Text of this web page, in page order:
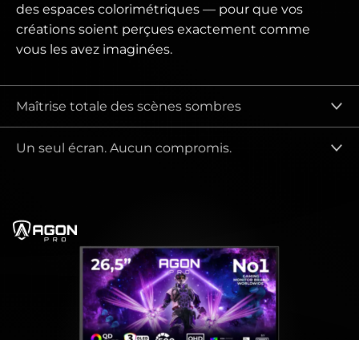
des espaces colorimétriques — pour que vos
créations soient perçues exactement comme
vous les avez imaginées.
Maîtrise totale des scènes sombres
Un seul écran. Aucun compromis.